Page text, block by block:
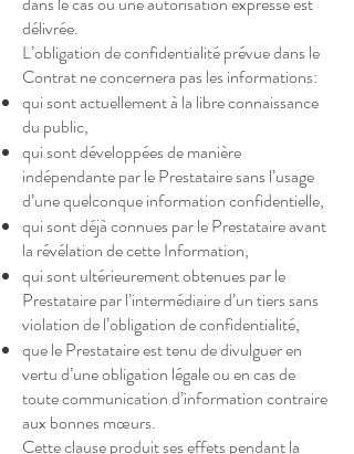
délivrée.
L’obligation de confidentialité prévue dans le
Contrat ne concernera pas les informations:
qui sont actuellement à la libre connaissance
du public,
qui sont développées de manière
indépendante par le Prestataire sans l’usage
d’une quelconque information confidentielle,
qui sont déjà connues par le Prestataire avant
la révélation de cette Information,
qui sont ultérieurement obtenues par le
Prestataire par l’intermédiaire d’un tiers sans
violation de l’obligation de confidentialité,
que le Prestataire est tenu de divulguer en
vertu d’une obligation légale ou en cas de
toute communication d’information contraire
aux bonnes mœurs.
Cette clause produit ses effets pendant la